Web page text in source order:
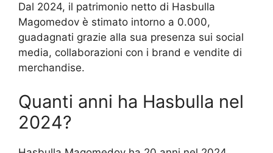
Dal 2024, il patrimonio netto di Hasbulla
Magomedov è stimato intorno a 0.000,
guadagnati grazie alla sua presenza sui social
media, collaborazioni con i brand e vendite di
merchandise.
Quanti anni ha Hasbulla nel
2024?